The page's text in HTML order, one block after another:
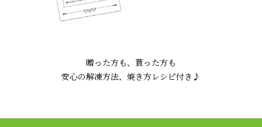
贈った方も、貰った方も
安心の解凍方法、焼き方レシピ付き♪